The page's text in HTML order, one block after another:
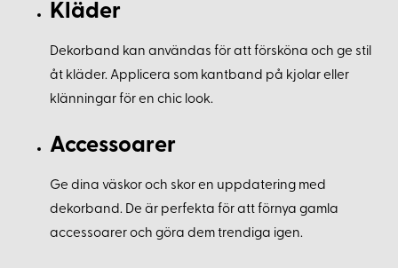
Kläder
Dekorband kan användas för att försköna och ge stil
åt kläder. Applicera som kantband på kjolar eller
klänningar för en chic look.
Accessoarer
Ge dina väskor och skor en uppdatering med
dekorband. De är perfekta för att förnya gamla
accessoarer och göra dem trendiga igen.